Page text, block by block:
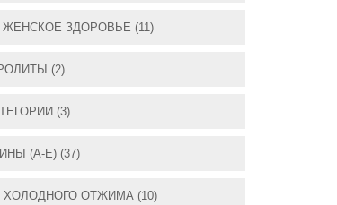
ЖЕНСКОЕ ЗДОРОВЬЕ (11)
(2)
(3)
(А-E) (37)
ХОЛОДНОГО ОТЖИМА (10)